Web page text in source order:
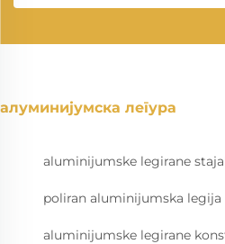
алуминијумска легура
aluminijumske legirane
poliran aluminijumska legija
aluminijumske legirane